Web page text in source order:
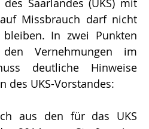
Saarlandes (UKS) mit
Missbrauch darf nicht
bleiben. In zwei Punkten
Vernehmungen im
deutliche Hinweise
des UKS-Vorstandes:
aus den für das UKS